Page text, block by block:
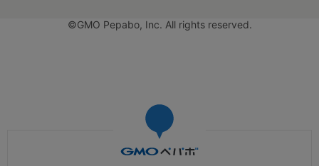
©GMO Pepabo, Inc. All rights reserved.